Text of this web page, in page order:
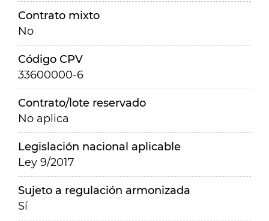
Contrato mixto
No
Código CPV
33600000-6
Contrato/lote reservado
No aplica
Legislación nacional aplicable
Ley 9/2017
Sujeto a regulación armonizada
Sí